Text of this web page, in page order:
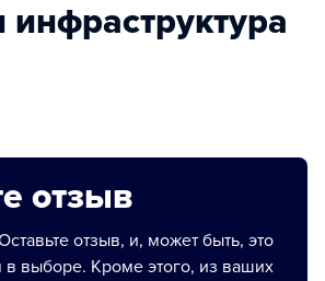
инфраструктура
отзыв
отзыв, и, может быть, это
в выборе. Кроме этого, из ваших